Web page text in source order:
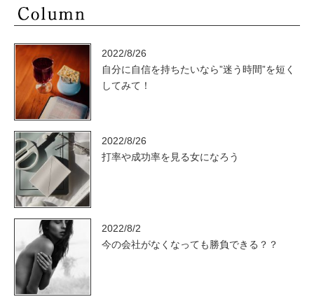
2022/8/26
自分に自信を持ちたいなら”迷う時間”を短く
してみて！
2022/8/26
打率や成功率を見る女になろう
2022/8/2
今の会社がなくなっても勝負できる？？